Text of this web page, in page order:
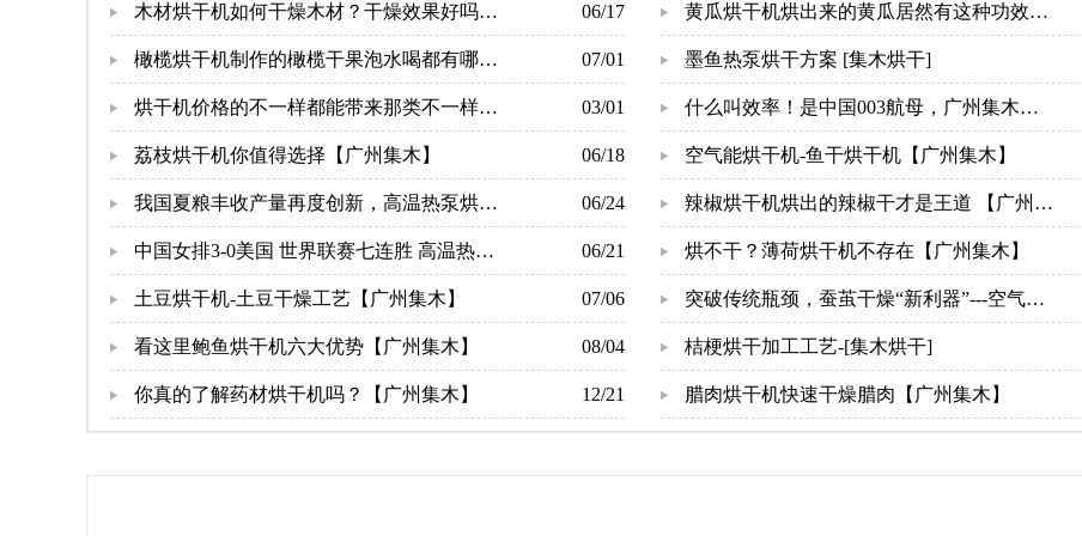
泵烘干机设备的原因-[集木烘干]
木材烘干机如何干燥木材？干燥效果好吗？
【广州集木】
06/17 黄瓜烘干机烘出来的黄瓜居然有这种功效？
【广州集木】
橄榄烘干机制作的橄榄干果泡水喝都有哪些
作用 【广州集木】
07/01 墨鱼热泵烘干方案 [集木烘干]
烘干机价格的不一样都能带来那类不一样的
结果-[集木烘干]
03/01 什么叫效率！是中国003航母，广州集木热
泵烘干机也做到了【广州集木】
荔枝烘干机你值得选择【广州集木】 06/18 空气能烘干机-鱼干烘干机【广州集木】
我国夏粮丰收产量再度创新，高温热泵烘干
机干燥干粮更便捷【广州集木】
06/24 辣椒烘干机烘出的辣椒干才是王道 【广州集
木】
中国女排3-0美国 世界联赛七连胜 高温热泵
烘干机厂家传来祝贺!【广州集木】
06/21 烘不干？薄荷烘干机不存在【广州集木】
土豆烘干机-土豆干燥工艺【广州集木】 07/06 突破传统瓶颈，蚕茧干燥“新利器”---空气能
蚕茧烘干机-[集木烘干]
看这里鲍鱼烘干机六大优势【广州集木】 08/04 桔梗烘干加工工艺-[集木烘干]
你真的了解药材烘干机吗？【广州集木】 12/21 腊肉烘干机快速干燥腊肉【广州集木】